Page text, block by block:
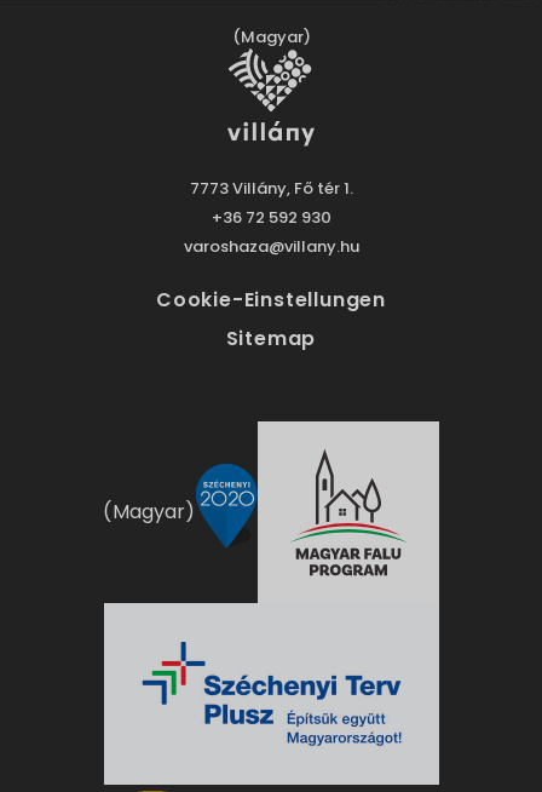
(Magyar)
7773 Villány, Fő tér 1.
+36 72 592 930
varoshaza@villany.hu
Cookie-Einstellungen
Sitemap
(Magyar)